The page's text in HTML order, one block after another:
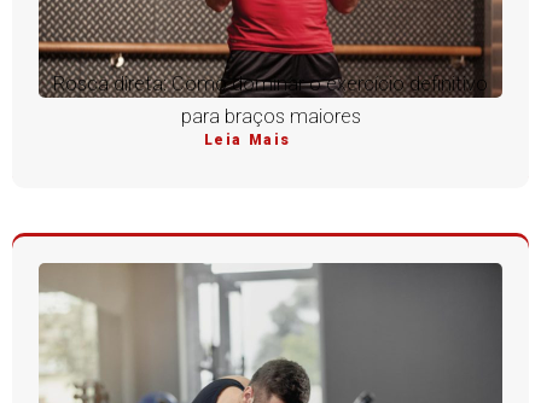
Rosca direta: Como dominar o exercício definitivo
para braços maiores
Leia Mais